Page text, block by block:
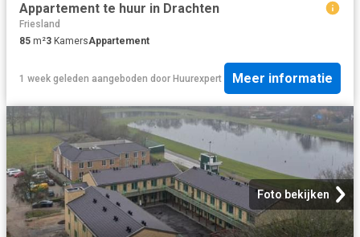
Appartement te huur in Drachten
Friesland
85 m²3 KamersAppartement
1 week geleden aangeboden door Huurexpert Meer informatie
Foto bekijken